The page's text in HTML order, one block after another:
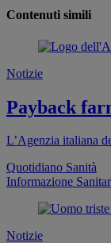
Contenuti simili
Notizie
Payback
L’Agenzia italiana
Quotidiano Sanità
Informazione
Notizie